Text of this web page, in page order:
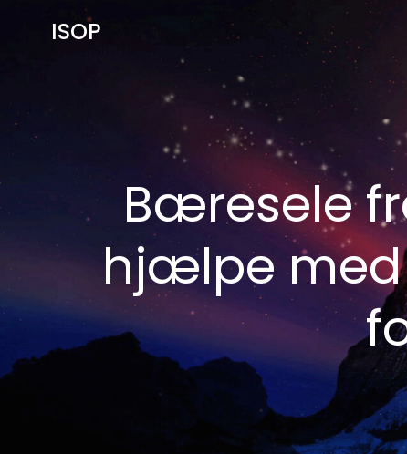
ISOP
Bæresele
hjælpe med